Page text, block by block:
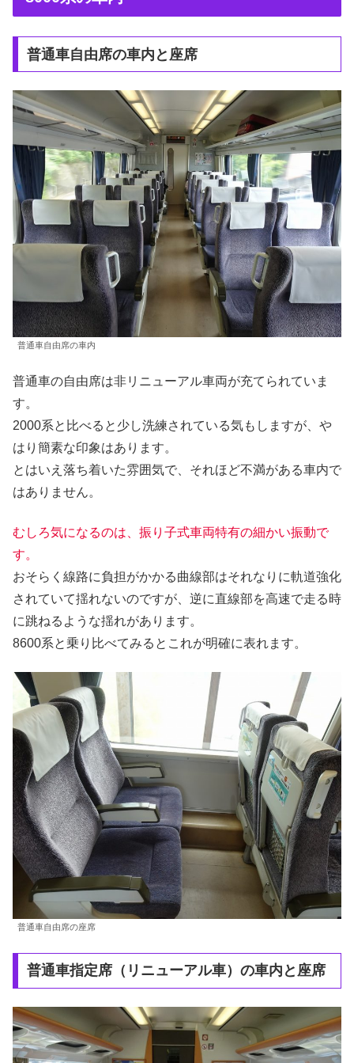
普通車自由席の車内と座席
普通車自由席の車内
普通車の自由席は非リニューアル車両が充てられていま
す。
2000系と比べると少し洗練されている気もしますが、や
はり簡素な印象はあります。
とはいえ落ち着いた雰囲気で、それほど不満がある車内で
はありません。
むしろ気になるのは、振り子式車両特有の細かい振動で
す。
おそらく線路に負担がかかる曲線部はそれなりに軌道強化
されていて揺れないのですが、逆に直線部を高速で走る時
に跳ねるような揺れがあります。
8600系と乗り比べてみるとこれが明確に表れます。
普通車自由席の座席
普通車指定席（リニューアル車）の車内と座席